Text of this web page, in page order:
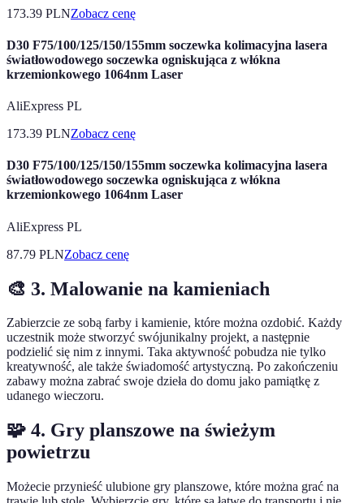
173.39 PLNZobacz cenę
D30 F75/100/125/150/155mm soczewka kolimacyjna lasera
światłowodowego soczewka ogniskująca z włókna
krzemionkowego 1064nm Laser
AliExpress PL
173.39 PLNZobacz cenę
D30 F75/100/125/150/155mm soczewka kolimacyjna lasera
światłowodowego soczewka ogniskująca z włókna
krzemionkowego 1064nm Laser
AliExpress PL
87.79 PLNZobacz cenę
🎨 3. Malowanie na kamieniach
Zabierzcie ze sobą farby i kamienie, które można ozdobić. Każdy
uczestnik może stworzyć swójunikalny projekt, a następnie
podzielić się nim z innymi. Taka aktywność pobudza nie tylko
kreatywność, ale także świadomość artystyczną. Po zakończeniu
zabawy można zabrać swoje dzieła do domu jako pamiątkę z
udanego wieczoru.
🧩 4. Gry planszowe na świeżym
powietrzu
Możecie przynieść ulubione gry planszowe, które można grać na